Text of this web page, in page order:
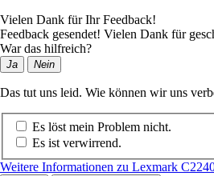
Vielen Dank für Ihr Feedback!
Feedback gesendet! Vielen Dank für
War das hilfreich?
Ja Nein
Das tut uns leid. Wie können wir uns
Es löst mein Problem nicht.
Es ist verwirrend.
Weitere Informationen zu Lexmark